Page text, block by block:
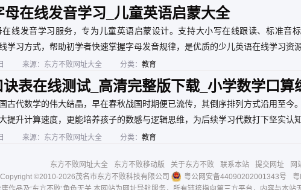
母在线发音学习_儿童英语启蒙大全
线发音学习服务，专为儿童英语启蒙设计。支持大小写在线跟读、标准音
学习方式，帮助初学者快速掌握字母发音规律，是优质的少儿英语在线学习资源
来源：东方不败网址大全 分类： 教育
表在线测试_高清完整版下载_小学数学口算
古代数学的伟大结晶，早在春秋战国时期便已流传，其倒序排列方式沿用至今
提升计算速度，更能培养孩子的数感与逻辑思维，为后续学习代数打下坚实认知
来源：东方不败网址大全 分类： 教育
东方不败网址大全 东方不败移动版 关于东方不败 联系本站 提交网址
网
Copyright ©2010-2026茂名市东方不败科技有限公司 粤公网安备44090202001343号